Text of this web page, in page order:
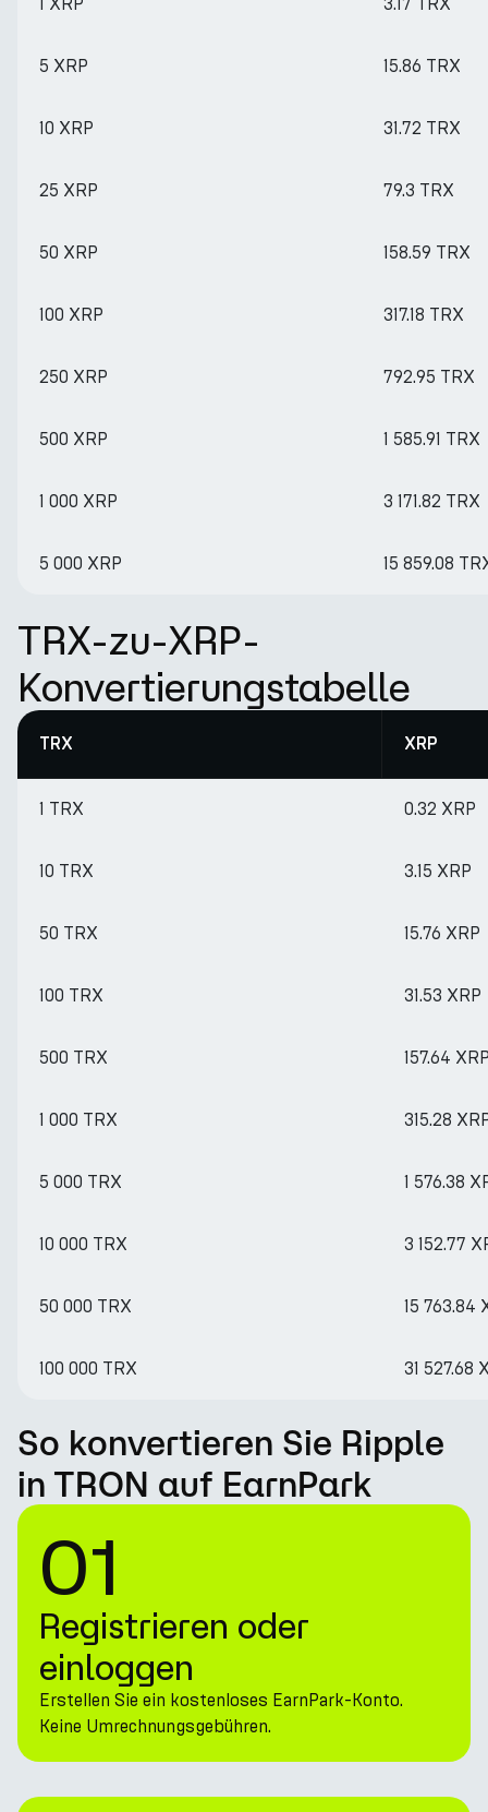
5 XRP 15.86 TRX
10 XRP 31.72 TRX
25 XRP 79.3 TRX
50 XRP 158.59 TRX
100 XRP 317.18 TRX
250 XRP 792.95 TRX
500 XRP 1 585.91 TRX
1 000 XRP 3 171.82 TRX
5 000 XRP 15 859.08
TRX-zu-XRP-
Konvertierungstabelle
TRX XRP
1 TRX 0.32 XRP
10 TRX 3.15 XRP
50 TRX 15.76 XRP
100 TRX 31.53 XRP
500 TRX 157.64
1 000 TRX 315.28
5 000 TRX 1 576.38
10 000 TRX 3 152.77
50 000 TRX 15 763.84
100 000 TRX 31 527.68
So konvertieren Sie Ripple
in TRON auf EarnPark
01
Registrieren oder
einloggen
Erstellen Sie ein kostenloses EarnPark-Konto.
Keine Umrechnungsgebühren.